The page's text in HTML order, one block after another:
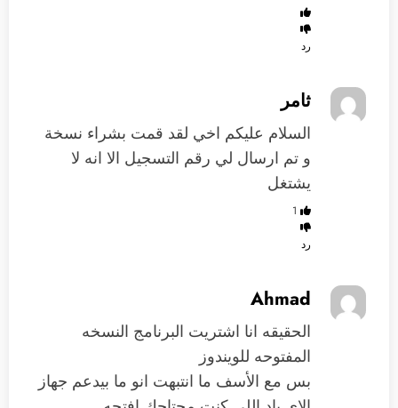
رد
ثامر
السلام عليكم اخي لقد قمت بشراء نسخة
و تم ارسال لي رقم التسجيل الا انه لا
يشتغل
1
رد
Ahmad
الحقيقه انا اشتريت البرنامج النسخه
المفتوحه للويندوز
بس مع الأسف ما انتبهت انو ما بيدعم جهاز